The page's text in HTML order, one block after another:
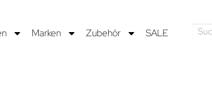
Marken Zubehör SALE